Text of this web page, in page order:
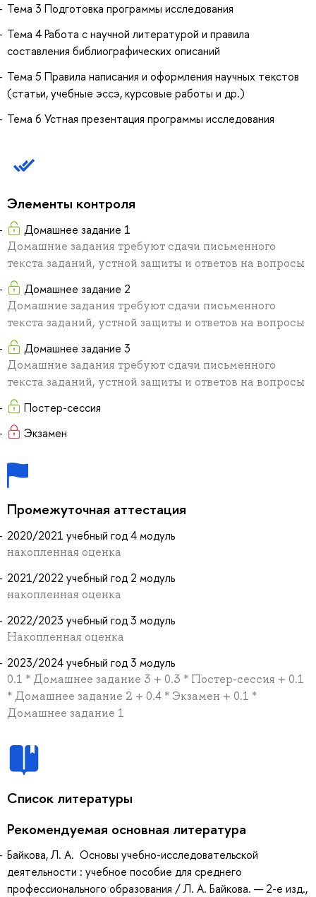
Тема 3 Подготовка программы исследования
Тема 4 Работа с научной литературой и правила
составления библиографических описаний
Тема 5 Правила написания и оформления научных текстов
(статьи, учебные эссэ, курсовые работы и др.)
Тема 6 Устная презентация программы исследования
Элементы контроля
Домашнее задание 1
Домашние задания требуют сдачи письменного
текста заданий, устной защиты и ответов на вопросы
Домашнее задание 2
Домашние задания требуют сдачи письменного
текста заданий, устной защиты и ответов на вопросы
Домашнее задание 3
Домашние задания требуют сдачи письменного
текста заданий, устной защиты и ответов на вопросы
Постер-сессия
Экзамен
Промежуточная аттестация
2020/2021 учебный год 4 модуль
накопленная оценка
2021/2022 учебный год 2 модуль
накопленная оценка
2022/2023 учебный год 3 модуль
Накопленная оценка
2023/2024 учебный год 3 модуль
0.1 * Домашнее задание 3 + 0.3 * Постер-сессия + 0.1
* Домашнее задание 2 + 0.4 * Экзамен + 0.1 *
Домашнее задание 1
Список литературы
Рекомендуемая основная литература
Байкова, Л. А. Основы учебно-исследовательской
деятельности : учебное пособие для среднего
профессионального образования / Л. А. Байкова. — 2-е изд.,